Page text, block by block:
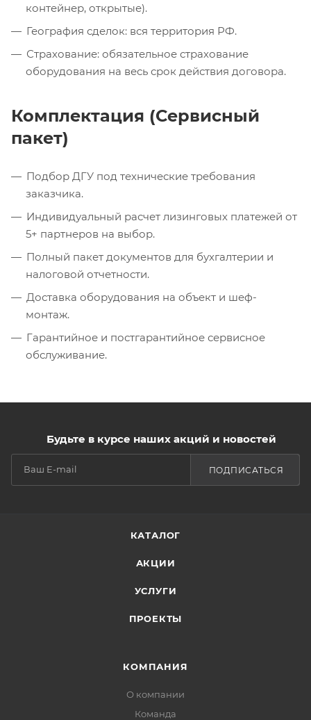
контейнер, открытые).
География сделок: вся территория РФ.
Страхование: обязательное страхование
оборудования на весь срок действия договора.
Комплектация (Сервисный
пакет)
Подбор ДГУ под технические требования
заказчика.
Индивидуальный расчет лизинговых платежей от
5+ партнеров на выбор.
Полный пакет документов для бухгалтерии и
налоговой отчетности.
Доставка оборудования на объект и шеф-
монтаж.
Гарантийное и постгарантийное сервисное
обслуживание.
Будьте в курсе наших акций и новостей
ПОДПИСАТЬСЯ
КАТАЛОГ
АКЦИИ
УСЛУГИ
ПРОЕКТЫ
КОМПАНИЯ
О компании
Команда